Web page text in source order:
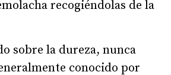
recogiéndolas de la
sobre la dureza, nunca
conocido por